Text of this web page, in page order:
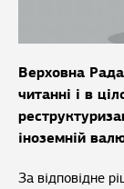
Верховна
читанні і в
іноземній
За відповідне